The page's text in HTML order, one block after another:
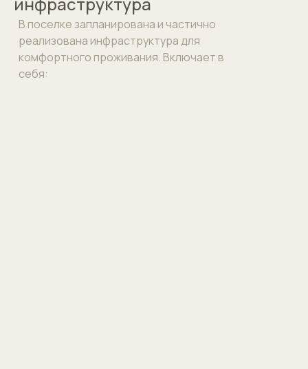
В поселке запланирована и частично
реализована инфраструктура для
комфортного проживания. Включает в
себя: